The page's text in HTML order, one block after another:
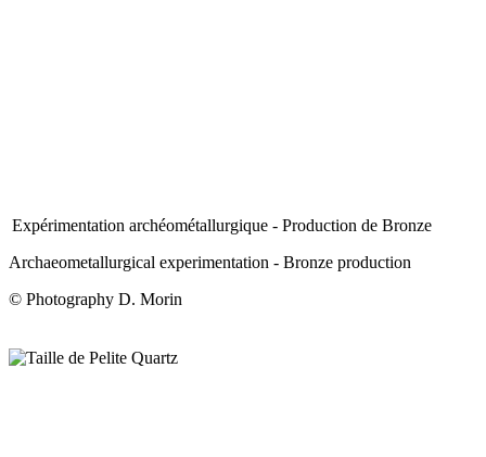
Expérimentation archéométallurgique - Production de Bronze
Archaeometallurgical experimentation - Bronze production
© Photography D. Morin